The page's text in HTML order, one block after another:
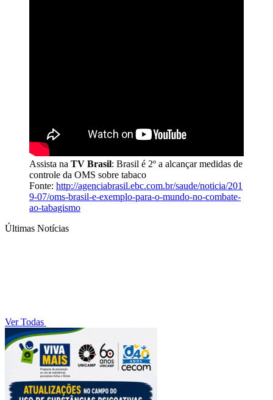
Assista na TV Brasil: Brasil é 2º a alcançar medidas de
controle da OMS sobre tabaco
Fonte: http://agenciabrasil.ebc.com.br/saude/noticia/201
9-07/oms-brasil-e-exemplo-para-o-mundo-no-combate-
ao-tabagismo
Últimas Notícias
Ver Todas